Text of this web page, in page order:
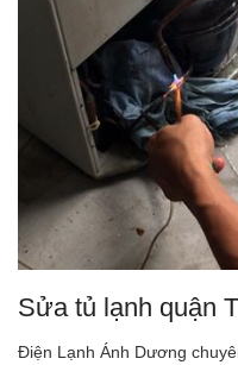
Sửa tủ lạnh quận
Điện Lạnh Ánh Dương